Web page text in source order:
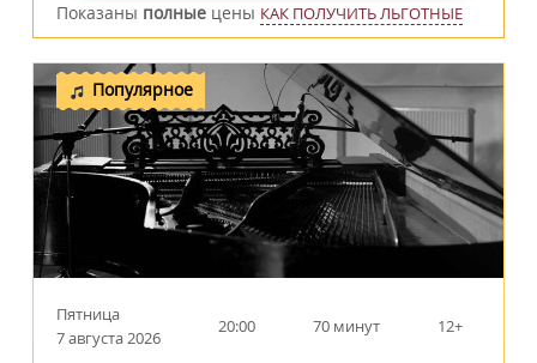
Показаны полные цены КАК ПОЛУЧИТЬ ЛЬГОТНЫЕ
Популярное
Пятница
7 августа 2026
20:00 70 минут 12+